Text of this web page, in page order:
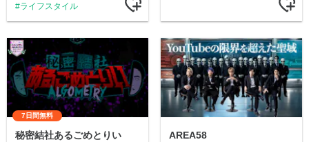
ライフスタイル
7日間無料
秘密結社あるごめとりい AREA58